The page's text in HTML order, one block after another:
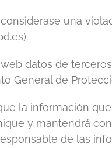
una
datos de
General de
la información
y mantendrá
de las